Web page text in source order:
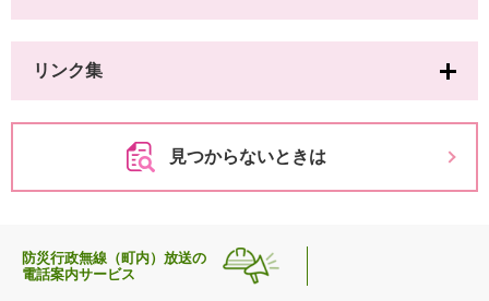
リンク集
見つからないときは
防災行政無線（町内）放送の
電話案内サービス